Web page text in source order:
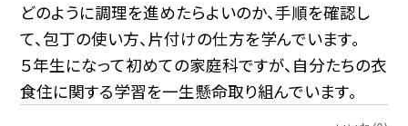
どのように調理を進めたらよいのか、手順を確認し
て、包丁の使い方、片付けの仕方を学んでいます。
５年生になって初めての家庭科ですが、自分たちの衣
食住に関する学習を一生懸命取り組んでいます。